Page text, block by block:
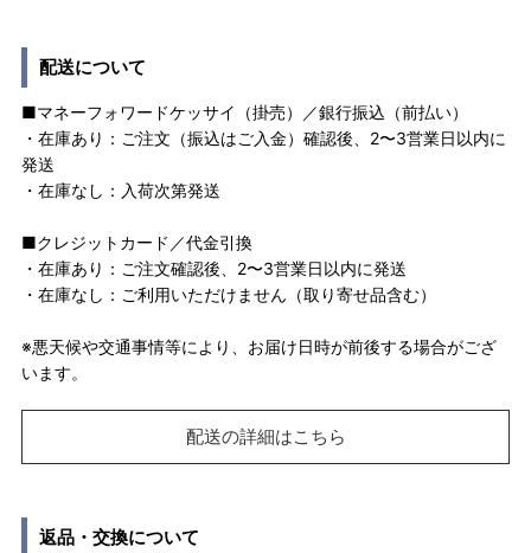
配送について
■マネーフォワードケッサイ（掛売）／銀行振込（前払い）
・在庫あり：ご注文（振込はご入金）確認後、2〜3営業日以内に
発送
・在庫なし：入荷次第発送
■クレジットカード／代金引換
・在庫あり：ご注文確認後、2〜3営業日以内に発送
・在庫なし：ご利用いただけません（取り寄せ品含む）
※悪天候や交通事情等により、お届け日時が前後する場合がござ
います。
配送の詳細はこちら
返品・交換について